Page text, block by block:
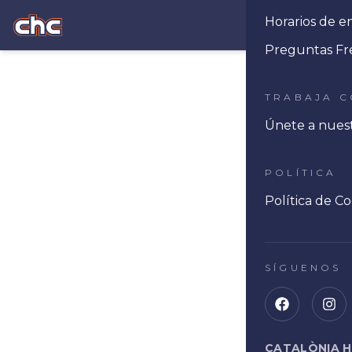
Horarios de
Preguntas
TRABAJA
Únete a
POLÍTICA
Política de
SÍGUENOS
CATALÒNIA